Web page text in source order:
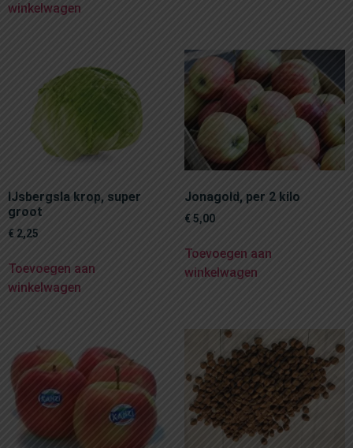
winkelwagen
IJsbergsla krop, super
groot
€ 2,25
Toevoegen aan
winkelwagen
Jonagold, per 2 kilo
€5,00
Toevoegen aan
winkelwagen